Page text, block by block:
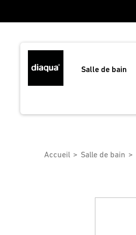
Salle de bain
Accueil Salle de bain